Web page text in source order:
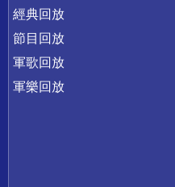
經典回放
節目回放
軍歌回放
軍樂回放